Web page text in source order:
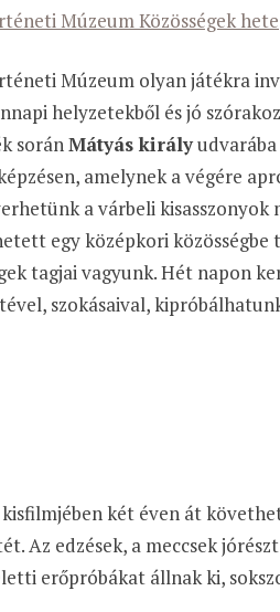
Múzeum Közösségek hete
Múzeum olyan játékra
helyzetekből és jó
soránMátyás királyudvarába
amelynek a végére
a várbeli
egy középkori
tagjai vagyunk. Hét napon
szokásaival,
kisfilmjében két éven át
Az edzések, a meccsek
erőpróbákat állnak ki,